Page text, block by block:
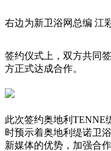
右边为新卫浴网总编 江
签约仪式上，双方共同
方正式达成合作。
此次签约奥地利TENNE
时预示着奥地利缇诺卫
新媒体的优势，加强合